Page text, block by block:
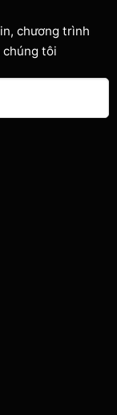
chương trình
chúng tôi